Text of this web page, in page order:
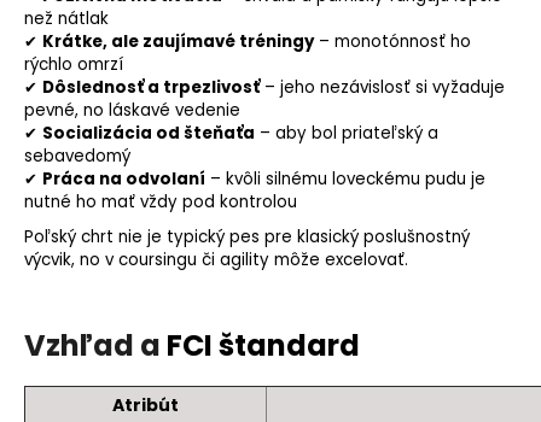
než nátlak
✔ Krátke, ale zaujímavé tréningy– monotónnosť ho
rýchlo omrzí
✔ Dôslednosť a trpezlivosť– jeho nezávislosť si vyžaduje
pevné, no láskavé vedenie
✔ Socializácia od šteňaťa – aby bol priateľský a
sebavedomý
✔ Práca na odvolaní – kvôli silnému loveckému pudu je
nutné ho mať vždy pod kontrolou
Poľský chrt nie je typický pes pre klasický poslušnostný
výcvik, no v coursingu či agility môže excelovať.
Vzhľad a FCI štandard
Atribút